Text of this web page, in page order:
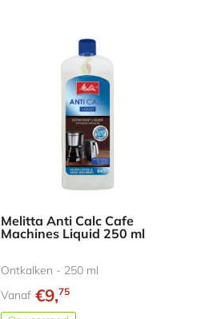
Melitta Anti Calc Cafe
Machines Liquid 250 ml
Ontkalken - 250 ml
Vanaf €9,75